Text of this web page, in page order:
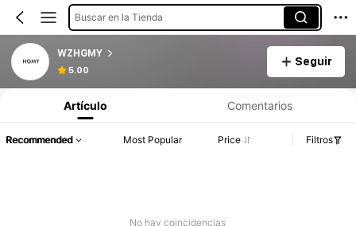
Buscar en la Tienda
WZHGMY
5.00
Seguir
Artículo Comentarios
Recommended Most Popular Price Filtros
No hay coincidencias